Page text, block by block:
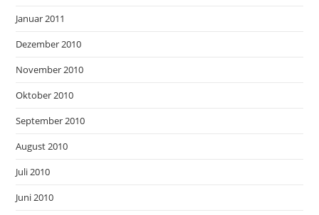
Januar 2011
Dezember 2010
November 2010
Oktober 2010
September 2010
August 2010
Juli 2010
Juni 2010